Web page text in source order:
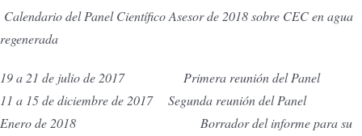
Calendario del Panel Científico Asesor de 2018 sobre CEC en agua
regenerada
19 a 21 de julio de 2017 Primera reunión del Panel
11 a 15 de diciembre de 2017 Segunda reunión del Panel
Enero de 2018 Borrador del informe para su